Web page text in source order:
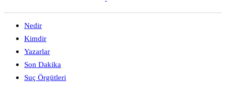
Nedir
Kimdir
Yazarlar
Son Dakika
Suç Örgütleri